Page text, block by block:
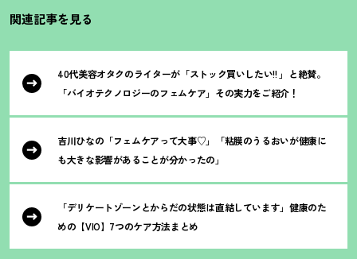
関連記事を見る
40代美容オタクのライターが「ストック買いしたい!! 」と絶賛。
「バイオテクノロジーのフェムケア」その実力をご紹介 ！
吉川ひなの「フェムケアって大事♡」「粘膜のうるおいが健康に
も大きな影響があることが分かったの」
「デリケートゾーンとからだの状態は直結しています」健康のた
めの【VIO】7つのケア方法まとめ